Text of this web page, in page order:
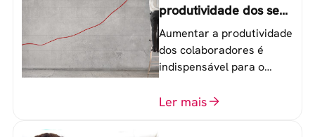
produtividade dos seus
colaboradores
Aumentar a produtividade
dos colaboradores é
indispensável para o
equipe de trabalho. 6
Ler mais